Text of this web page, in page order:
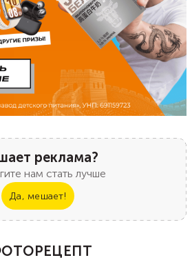
реклама?
нам стать лучше
Да, мешает!